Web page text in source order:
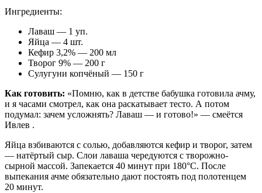
Ингредиенты:
Лаваш — 1 уп.
Яйца — 4 шт.
Кефир 3,2% — 200 мл
Творог 9% — 200 г
Сулугуни копчёный — 150 г
Как готовить: «Помню, как в детстве бабушка готовила ачму,
и я часами смотрел, как она раскатывает тесто. А потом
подумал: зачем усложнять? Лаваш — и готово!» — смеётся
Ивлев .
Яйца взбиваются с солью, добавляются кефир и творог, затем
— натёртый сыр. Слои лаваша чередуются с творожно-
сырной массой. Запекается 40 минут при 180°C. После
выпекания ачме обязательно дают постоять под полотенцем
20 минут.